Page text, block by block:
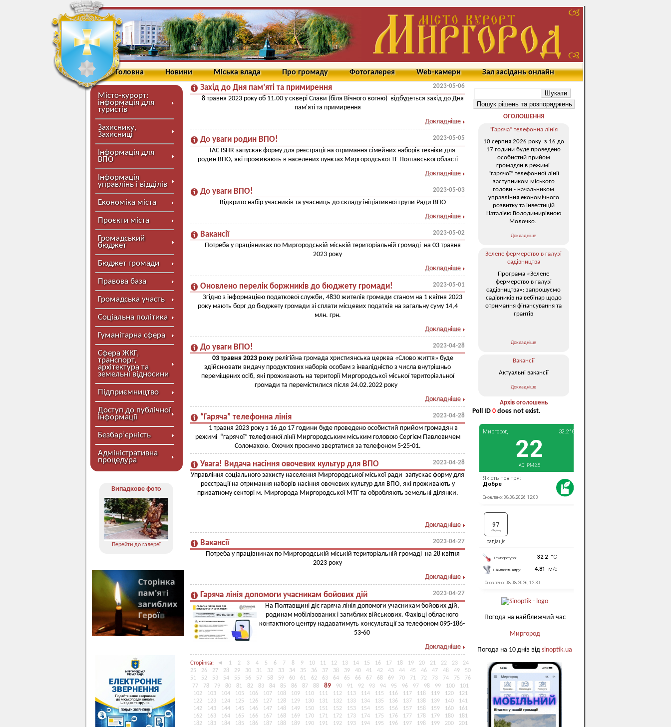
Головна Новини Міська влада Про громаду Фотогалерея Web-камери Зал засідань онлайн
Місто-курорт:
інформація для
туристів
Захиснику,
Захисниці
Інформація для
ВПО
Інформація
управлінь і відділів
Економіка міста
Проєкти міста
Громадський
бюджет
Бюджет громади
Правова база
Громадська участь
Соціальна політика
Гуманітарна сфера
Сфера ЖКГ,
транспорт,
архітектура та
земельні відносини
Підприємництво
Доступ до публічної
інформації
Безбар’єрність
Адміністративна
процедура
Випадкове фото
Перейти до галереї
Захід до Дня пам’яті та примирення 2023-05-06
8 травня 2023 року об 11.00 у сквері Слави (біля Вічного вогню) відбудеться захід до Дня
пам'яті та примирення
Докладніше
До уваги родин ВПО! 2023-05-05
IAC ISHR запускає форму для реєстрації на отримання сімейних наборів техніки для
родин ВПО, які проживають в населених пунктах Миргородської ТГ Полтавської області
Докладніше
До уваги ВПО! 2023-05-03
Відкрито набір учасників та учасниць до складу ініціативної групи Ради ВПО
Докладніше
Вакансії 2023-05-02
Потреба у працівниках по Миргородській міській територіальній громаді на 03 травня
2023 року
Докладніше
Оновлено перелік боржників до бюджету громади! 2023-05-01
Згідно з інформацією податкової служби, 4830 жителів громади станом на 1 квітня 2023
року мають борг до бюджету громади зі сплати місцевих податків на загальну суму 14,4
млн. грн.
Докладніше
До уваги ВПО! 2023-04-28
03 травня2023 року релігійна громада християнська церква «Слово життя» буде
здійснювати видачу продуктових наборів особам з інвалідністю з числа внутрішньо
переміщених осіб, які проживають на території Миргородської міської територіальної
громади та перемістилися після 24.02.2022 року
Докладніше
“Гаряча” телефонна лінія 2023-04-28
1 травня 2023 року з 16 до 17 години буде проведено особистий прийом громадян в
режимі “гарячої” телефонної лінії Миргородським міським головою Сергієм Павловичем
Соломахою. Охочих просимо звертатися за телефоном 5-25-01.
Увага! Видача насіння овочевих культур для ВПО 2023-04-28
Управління соціального захисту населення Миргородської міської ради запускає форму для
реєстрації на отримання наборів насіння овочевих культур для ВПО, які проживають у
приватному секторі м. Миргорода Миргородської МТГ та обробляють земельні ділянки.
Докладніше
Вакансії 2023-04-27
Потреба у працівниках по Миргородській міській територіальній громаді на 28 квітня
2023 року
Докладніше
Гаряча лінія допомоги учасникам бойових дій 2023-04-27
На Полтавщині діє гаряча лінія допомоги учасникам бойових дій,
родинам мобілізованих і загиблих військових. Фахівці обласного
контактного центру надаватимуть консультації за телефоном 095-186-
53-60
Докладніше
Сторінка: ◄ 1 2 3 4 5 6 7 8 9 10 11 12 13 14 15 16 17 18 19 20 21 22 23
24
25
26 27 28 29 30 31 32 33 34 35 36 37 38 39 40 41 42 43 44 45 46 47 48 49
50
51
52 53 54 55 56 57 58 59 60 61 62 63 64 65 66 67 68 69 70 71 72 73 74 75
76
77
78 79 80 81 82 83 84 85 86 87 88 89 90 91 92 93 94 95 96 97 98 99 100
101
102
103 104 105 106 107 108 109 110 111 112 113 114 115 116 117 118 119 120
121
122
123 124 125 126 127 128 129 130 131 132 133 134 135 136 137 138 139 140
141
142
143 144 145 146 147 148 149 150 151 152 153 154 155 156 157 158 159 160
161
162
163 164 165 166 167 168 169 170 171 172 173 174 175 176 177 178 179 180
181
182
183 184 185 186 187 188 189 190 191 192 193 194 195 196 197 198 199 200
201
ОГОЛОШЕННЯ
“Гаряча” телефонна лінія
10 серпня 2026 року з 16 до
17 години буде проведено
особистий прийом
громадян в режимі
“гарячої” телефонної лінії
заступником міського
голови - начальником
управління економічного
розвитку та інвестицій
Наталією Володимирівною
Молочко.
Докладніше
Зелене фермерство в галузі
садівництва
Програма «Зелене
фермерство в галузі
садівництва»: запрошуємо
садівників на вебінар щодо
отримання фінансування та
грантів
Докладніше
Вакансії
Актуальні вакансії
Докладніше
Архів оголошень
Poll ID 0 does not exist.
Погода на найближчий час
Миргород
Погода на 10 днів від sinoptik.ua